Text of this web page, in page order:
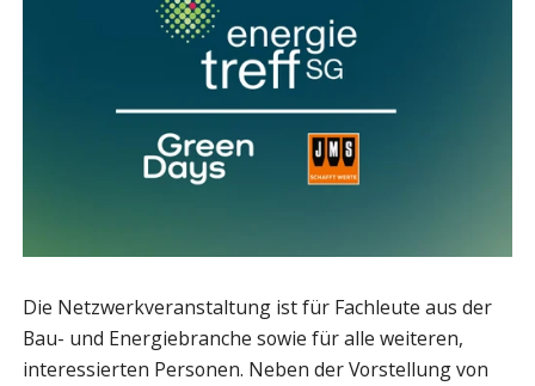
Die Netzwerkveranstaltung ist für Fachleute aus der
Bau- und Energiebranche sowie für alle weiteren,
interessierten Personen. Neben der Vorstellung von